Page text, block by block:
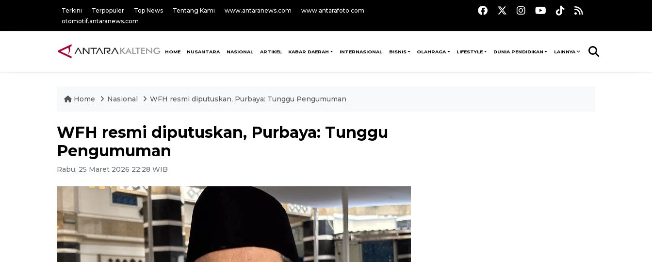
Terkini Terpopuler Top News Tentang Kami www.antaranews.com
www.antarafoto.com
otomotif.antaranews.com
HOME NUSANTARA NASIONAL ARTIKEL KABAR DAERAH INTERNASIONAL BISNIS OLAHRAGA LIFESTYLE DUNIA PENDIDIKAN LAINNYA
Home Nasional WFH resmi diputuskan, Purbaya: Tunggu Pengumuman
WFH resmi diputuskan, Purbaya: Tunggu
Pengumuman
Rabu, 25 Maret 2026 22:28 WIB